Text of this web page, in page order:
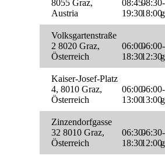
8055 Graz,
Austria
08:45-
19:30
08:30-
18:00
Volksgartenstraße
2 8020 Graz,
Österreich
06:00-
18:30
06:00-
12:30
Kaiser-Josef-Platz
4, 8010 Graz,
Österreich
06:00-
13:00
06:00-
13:00
Zinzendorfgasse
32 8010 Graz,
Österreich
06:30-
18:30
06:30-
12:00